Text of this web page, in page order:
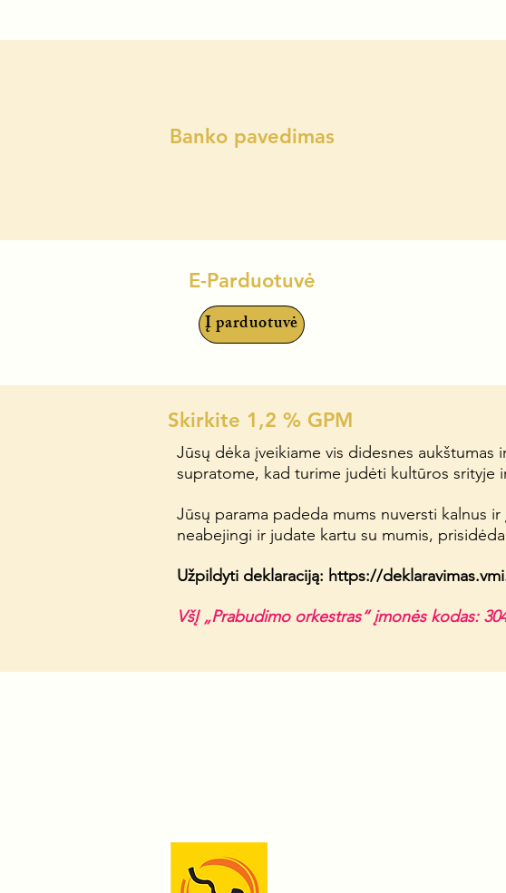
Banko pavedimas
E-Parduotuvė
Į parduotuvė
Skirkite 1,2 % GPM
Jūsų dėka įveikiame vis didesnes
supratome, kad turime judėti kultūros srityje
Jūsų parama padeda mums nuversti kalnus
neabejingi ir judate kartu su mumis,
Užpildyti deklaraciją: https://
VšĮ „Prabudimo orkestras“įmonės kodas: